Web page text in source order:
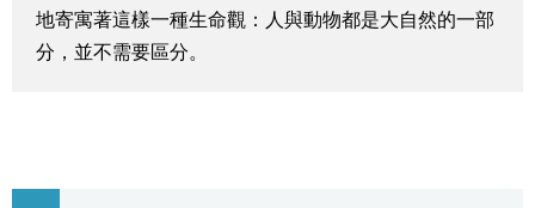
更多
地寄寓著這樣一種生命觀：人與動物都是大自然的一部
分，並不需要區分。